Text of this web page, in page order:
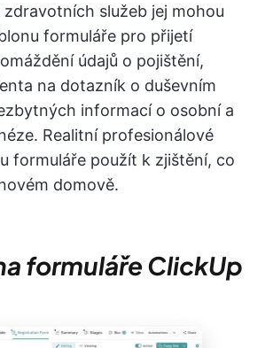
služeb jej mohou
formuláře pro přijetí
údajů o pojištění,
na dotazník o duševním
informací o osobní a
Realitní profesionálové
formuláře použít k zjištění, co
domově.
formuláře ClickUp